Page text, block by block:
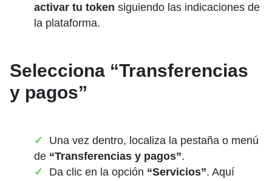
activar tu token siguiendo las indicaciones de
la plataforma.
Selecciona “Transferencias
y pagos”
Una vez dentro, localiza la pestaña o menú
de “Transferencias y pagos”.
Da clic en la opción “Servicios”. Aquí